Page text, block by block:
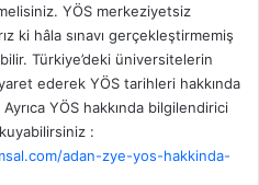
i
YÖS merkeziyetsiz
ki hâla sınavı gerçekleştirmemiş
Türkiye’deki üniversitelerin
ederek YÖS tarihleri hakkında
YÖS hakkında bilgilendirici
:
adan-zye-yos-hakkinda-